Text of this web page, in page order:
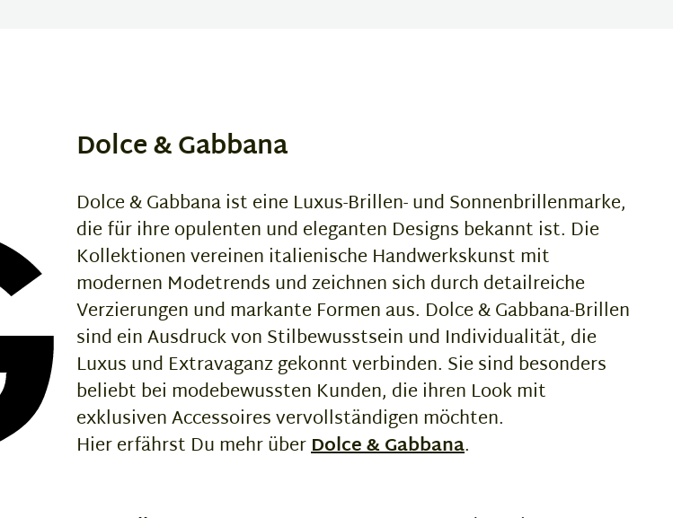
Dolce & Gabbana
Dolce & Gabbana ist eine Luxus-Brillen- und Sonnenbrillenmarke,
die für ihre opulenten und eleganten Designs bekannt ist. Die
Kollektionen vereinen italienische Handwerkskunst mit
modernen Modetrends und zeichnen sich durch detailreiche
Verzierungen und markante Formen aus. Dolce & Gabbana-Brillen
sind ein Ausdruck von Stilbewusstsein und Individualität, die
Luxus und Extravaganz gekonnt verbinden. Sie sind besonders
beliebt bei modebewussten Kunden, die ihren Look mit
exklusiven Accessoires vervollständigen möchten.
Hier erfährst Du mehr überDolce & Gabbana.